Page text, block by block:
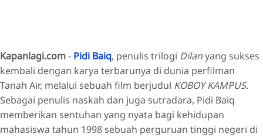
Kapanlagi.com- Pidi Baiq, penulis trilogi Dilanyang sukses
kembali dengan karya terbarunya di dunia perfilman
Tanah Air, melalui sebuah film berjudul KOBOY KAMPUS.
Sebagai penulis naskah dan juga sutradara, Pidi Baiq
memberikan sentuhan yang nyata bagi kehidupan
mahasiswa tahun 1998 sebuah perguruan tinggi negeri di